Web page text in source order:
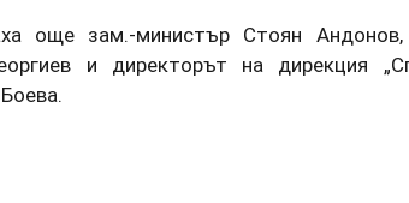
още зам.-министър Стоян
и директорът на дирекция